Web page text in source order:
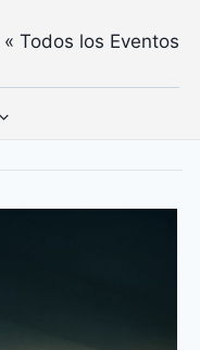
« Todos los Eventos